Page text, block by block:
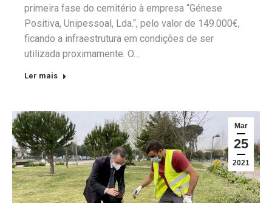
primeira fase do cemitério à empresa “Génese
Positiva, Unipessoal, Lda.“, pelo valor de 149.000€,
ficando a infraestrutura em condições de ser
utilizada proximamente. O…
Ler mais
Mar
25
2021